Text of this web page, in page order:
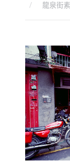
龍泉街